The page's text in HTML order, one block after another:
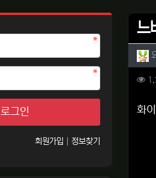
느
작
컨
본문
화
로그인
회원가입 정보찾기